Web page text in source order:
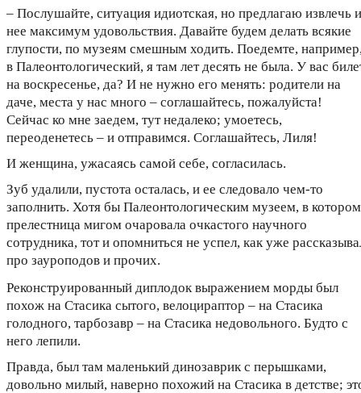
– Послушайте, ситуация идиотская, но предлагаю извлечь
нее максимум удовольствия. Давайте будем делать всякие
глупости, по музеям смешным ходить. Поедемте,
в Палеонтологический, я там лет десять не была. У вас
на воскресенье, да? И не нужно его менять: родители на
даче, места у нас много – соглашайтесь, пожалуйста!
Сейчас ко мне заедем, тут недалеко; умоетесь,
переоденетесь – и отправимся. Соглашайтесь, Лиля!
И женщина, ужасаясь самой себе, согласилась.
Зуб удалили, пустота осталась, и ее следовало чем-то
заполнить. Хотя бы Палеонтологическим музеем, в котором
прелестница мигом очаровала очкастого научного
сотрудника, тот и опомниться не успел, как уже
про зауроподов и прочих.
Реконструированный диплодок выражением морды был
похож на Стасика сытого, велоцираптор – на Стасика
голодного, тарбозавр – на Стасика недовольного. Будто с
него лепили.
Правда, был там маленький динозаврик с перышками,
довольно милый, наверно похожий на Стасика в детстве;